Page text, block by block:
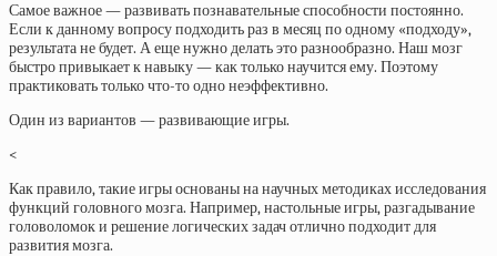
Самое важное — развивать познавательные способности постоянно.
Если к данному вопросу подходить раз в месяц по одному «подходу»,
результата не будет. А еще нужно делать это разнообразно. Наш мозг
быстро привыкает к навыку — как только научится ему. Поэтому
практиковать только что-то одно неэффективно.
Один из вариантов — развивающие игры.
<
Как правило, такие игры основаны на научных методиках исследования
функций головного мозга. Например, настольные игры, разгадывание
головоломок и решение логических задач отлично подходит для
развития мозга.